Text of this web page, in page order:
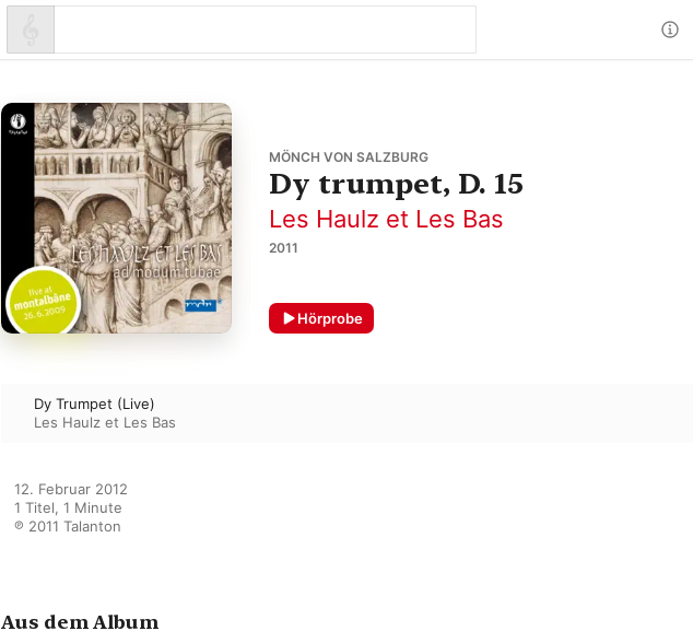
MÖNCH VON SALZBURG
Dy trumpet, D. 15
Les Haulz et Les Bas
2011
Hörprobe
Dy Trumpet (Live)
Les Haulz et Les Bas
12. Februar 2012
1 Titel, 1 Minute
℗ 2011 Talanton
Aus dem Album